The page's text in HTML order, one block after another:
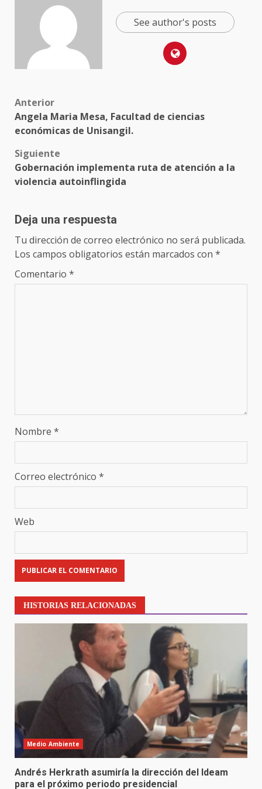
See author's posts
Anterior
Angela Maria Mesa, Facultad de ciencias
económicas de Unisangil.
Siguiente
Gobernación implementa ruta de atención a la
violencia autoinflingida
Deja una respuesta
Tu dirección de correo electrónico no será publicada.
Los campos obligatorios están marcados con *
Comentario *
Nombre *
Correo electrónico *
Web
HISTORIAS RELACIONADAS
Medio Ambiente
Andrés Herkrath asumiría la dirección del Ideam
para el próximo periodo presidencial